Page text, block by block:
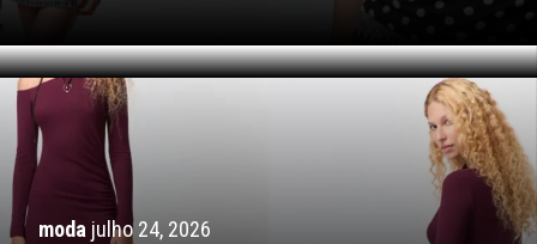
moda julho 24, 2026